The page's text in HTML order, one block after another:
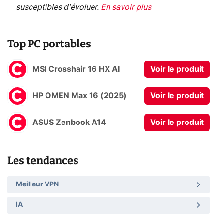
susceptibles d'évoluer. En savoir plus
Top PC portables
MSI Crosshair 16 HX AI Voir le produit
HP OMEN Max 16 (2025) Voir le produit
ASUS Zenbook A14 Voir le produit
Les tendances
Meilleur VPN
IA